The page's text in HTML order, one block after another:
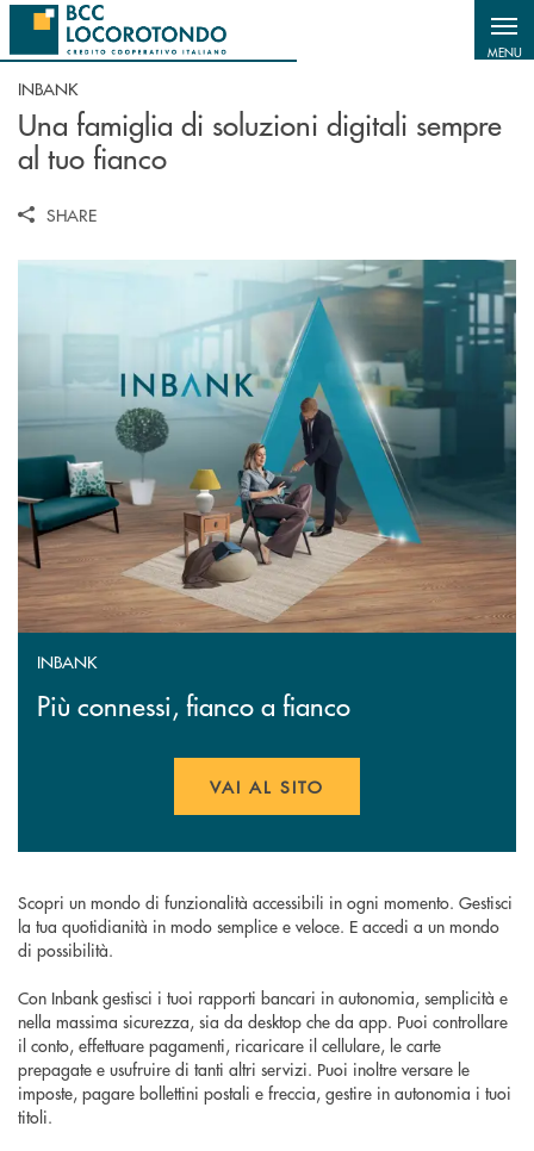
Salta al contenuto principale
MENU
INBANK
Una famiglia di soluzioni digitali sempre
al tuo fianco
SHARE
INBANK
Più connessi, fianco a fianco
VAI AL SITO
Scopri un mondo di funzionalità accessibili in ogni momento. Gestisci
la tua quotidianità in modo semplice e veloce. E accedi a un mondo
di possibilità.
Con Inbank gestisci i tuoi rapporti bancari in autonomia, semplicità e
nella massima sicurezza, sia da desktop che da app. Puoi controllare
il conto, effettuare pagamenti, ricaricare il cellulare, le carte
prepagate e usufruire di tanti altri servizi. Puoi inoltre versare le
imposte, pagare bollettini postali e freccia, gestire in autonomia i tuoi
titoli.